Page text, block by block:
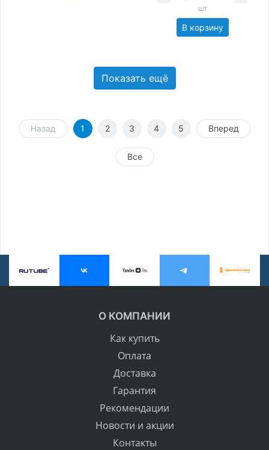
шт
В корзину
Показать ещё
Назад 1 2 3 4 5 Вперед
Все
О КОМПАНИИ
Как купить
Оплата
Доставка
Гарантия
Рекомендации
Новости и акции
Контакты